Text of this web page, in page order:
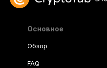
Основное
Обзор
FAQ